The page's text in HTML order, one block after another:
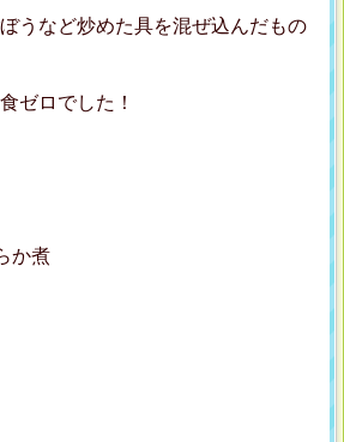
うなど炒めた具を混ぜ込んだもの
ゼロでした！
か煮